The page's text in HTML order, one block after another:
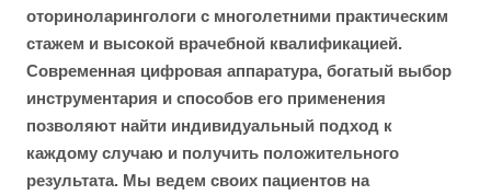
оториноларингологи с многолетними практическим
стажем и высокой врачебной квалификацией.
Современная цифровая аппаратура, богатый выбор
инструментария и способов его применения
позволяют найти индивидуальный подход к
каждому случаю и получить положительного
результата. Мы ведем своих пациентов на